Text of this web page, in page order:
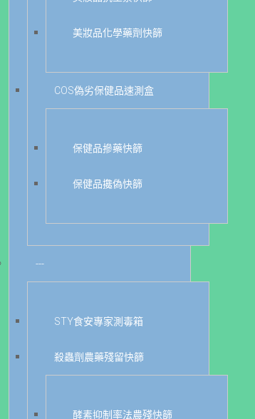
美妝品化學藥劑快篩
COS偽劣保健品速測盒
保健品摻藥快篩
保健品攙偽快篩
---
STY食安專家測毒箱
殺蟲劑農藥殘留快篩
酵素抑制率法農殘快篩